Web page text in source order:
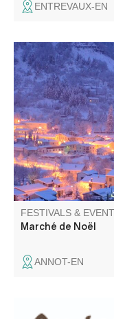
ENTREVAUX-EN
Wide selection of
handcrafted
producers
stand, various
FESTIVALS &
Marché de Noël
ANNOT-EN